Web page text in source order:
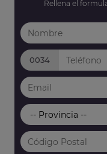
Rellena el
0034